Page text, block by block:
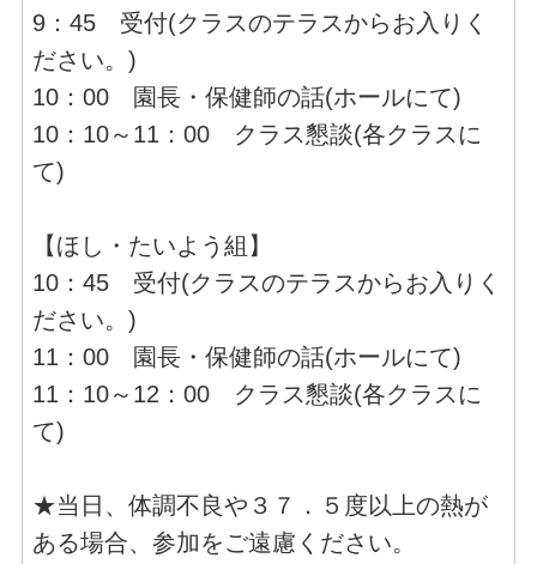
9：45 受付(クラスのテラスからお入りく
ださい。)
10：00 園長・保健師の話(ホールにて)
10：10～11：00 クラス懇談(各クラスに
て)
【ほし・たいよう組】
10：45 受付(クラスのテラスからお入りく
ださい。)
11：00 園長・保健師の話(ホールにて)
11：10～12：00 クラス懇談(各クラスに
て)
★当日、体調不良や３７．５度以上の熱が
ある場合、参加をご遠慮ください。